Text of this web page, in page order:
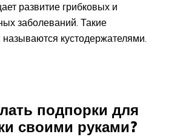
развитие грибковых и
заболеваний. Такие
кустодержателями.
подпорки для
своими руками?